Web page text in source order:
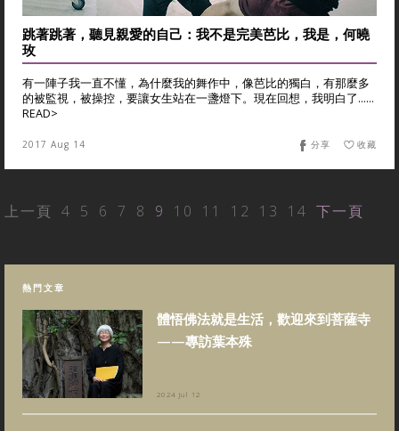
跳著跳著，聽見親愛的自己：我不是完美芭比，我是，何曉
玫
有一陣子我一直不懂，為什麼我的舞作中，像芭比的獨白，有那麼多
的被監視，被操控，要讓女生站在一盞燈下。現在回想，我明白了……
READ>
2017 Aug 14 收藏
分享
上一頁 4 5 6 7 8 9 10 11 12 13 14 下一頁
熱門文章
體悟佛法就是生活，歡迎來到菩薩寺
——專訪葉本殊
2024 Jul 12